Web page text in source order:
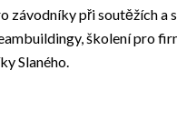
závodníky při soutěžích a
školení pro
Slaného.